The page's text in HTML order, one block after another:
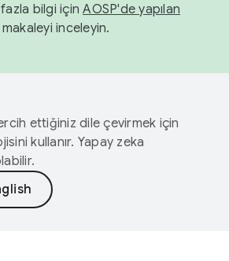
fazla bilgi içinAOSP'de yapılan
makaleyi inceleyin.
ettiğiniz dile çevirmek için
kullanır. Yapay zeka